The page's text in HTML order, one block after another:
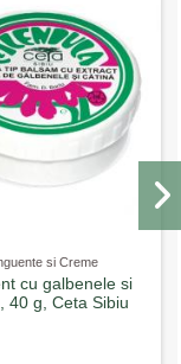
si Creme
cu galbenele si
40 g, Ceta Sibiu